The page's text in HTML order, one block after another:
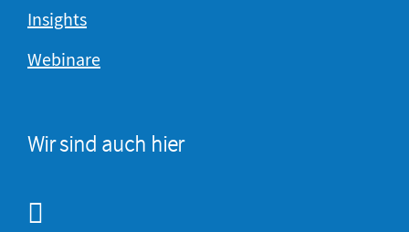
Insights
Webinare
Wir sind auch hier